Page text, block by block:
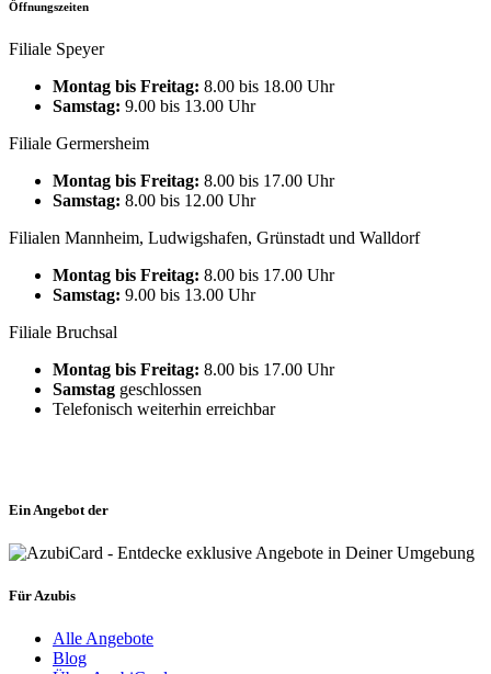
Öffnungszeiten
Filiale Speyer
Montag bis Freitag: 8.00 bis 18.00 Uhr
Samstag: 9.00 bis 13.00 Uhr
Filiale Germersheim
Montag bis Freitag: 8.00 bis 17.00 Uhr
Samstag: 8.00 bis 12.00 Uhr
Filialen Mannheim, Ludwigshafen, Grünstadt und Walldorf
Montag bis Freitag: 8.00 bis 17.00 Uhr
Samstag: 9.00 bis 13.00 Uhr
Filiale Bruchsal
Montag bis Freitag: 8.00 bis 17.00 Uhr
Samstag geschlossen
Telefonisch weiterhin erreichbar
Ein Angebot der
Für Azubis
Alle Angebote
Blog